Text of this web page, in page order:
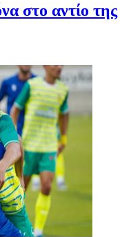
στο αντίο της